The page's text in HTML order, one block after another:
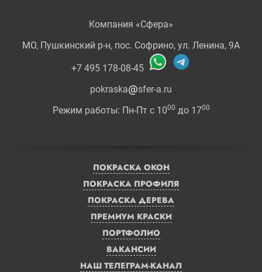
Компания «Сфера»
МО, Пушкинский р-н, пос. Софрино, ул. Ленина, 9А
+7 495 178-08-45
pokraska
sfer-a.ru
Режим работы: Пн-Пт с 1000 до 1700
ПОКРАСКА ОКОН
ПОКРАСКА ПРОФИЛЯ
ПОКРАСКА ДЕРЕВА
ПРЕМИУМ КРАСКИ
ПОРТФОЛИО
ВАКАНСИИ
НАШ ТЕЛЕГРАМ-КАНАЛ